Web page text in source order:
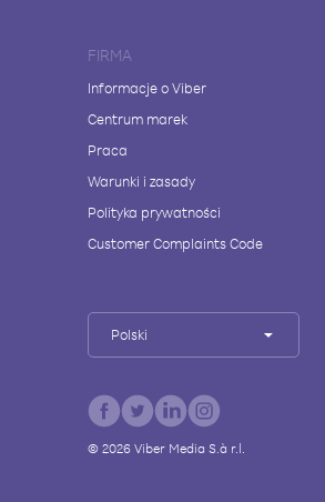
FIRMA
Informacje o Viber
Centrum marek
Praca
Warunki i zasady
Polityka prywatności
Customer Complaints Code
Polski
© 2026Viber Media S.à r.l.